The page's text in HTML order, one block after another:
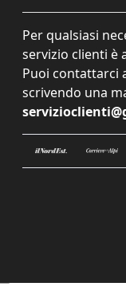
Per qualsiasi
servizio clienti è
Puoi contattarci
scrivendo una